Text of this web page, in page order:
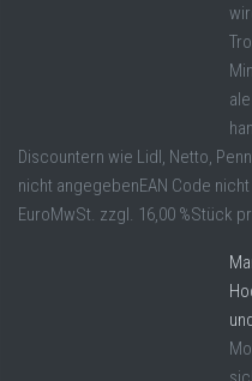
Discountern wie Lidl, Netto,
nicht angegebenEAN Code
EuroMwSt. zzgl. 16,00 %Stück